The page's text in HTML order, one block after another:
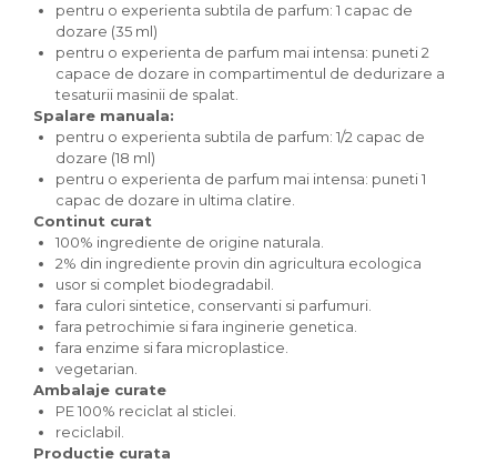
Conserve de peste bio
Crenvursti si pateu din carne bio
Pateu bio si creme vegetale
Sosuri bio
Produse din tomate
Ketchup bio
Sosuri bio din tomate
Sucuri si bauturi bio
Lapte bio si bauturi vegetale
Sucuri din fructe si legume bio
Superalimente
Pudre proteice bio
Superalimente bio
Uleiuri, grasimi si otet
Grasimi bio
pentru o experienta subtila de parfum: 1 capac de
dozare (35 ml)
pentru o experienta de parfum mai intensa: puneti 2
capace de dozare in compartimentul de dedurizare a
tesaturii masinii de spalat.
Spalare manuala:
pentru o experienta subtila de parfum: 1/2 capac de
dozare (18 ml)
pentru o experienta de parfum mai intensa: puneti 1
capac de dozare in ultima clatire.
Continut curat
100% ingrediente de origine naturala.
2% din ingrediente provin din agricultura ecologica
usor si complet biodegradabil.
fara culori sintetice, conservanti si parfumuri.
fara petrochimie si fara inginerie genetica.
fara enzime si fara microplastice.
vegetarian.
Ambalaje curate
PE 100% reciclat al sticlei.
reciclabil.
Productie curata